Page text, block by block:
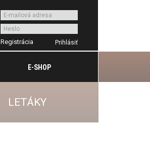
Registrácia
E-SHOP
LETÁKY